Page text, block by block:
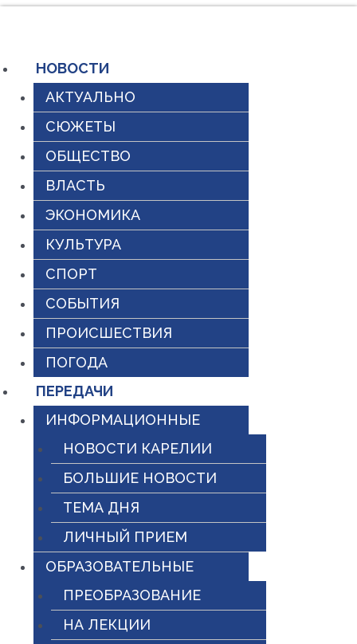
содержимому
НОВОСТИ
АКТУАЛЬНО
СЮЖЕТЫ
ОБЩЕСТВО
ВЛАСТЬ
ЭКОНОМИКА
КУЛЬТУРА
СПОРТ
СОБЫТИЯ
ПРОИСШЕСТВИЯ
ПОГОДА
ПЕРЕДАЧИ
ИНФОРМАЦИОННЫЕ
НОВОСТИ КАРЕЛИИ
БОЛЬШИЕ НОВОСТИ
ТЕМА ДНЯ
ЛИЧНЫЙ ПРИЕМ
ОБРАЗОВАТЕЛЬНЫЕ
ПРЕОБРАЗОВАНИЕ
НА ЛЕКЦИИ